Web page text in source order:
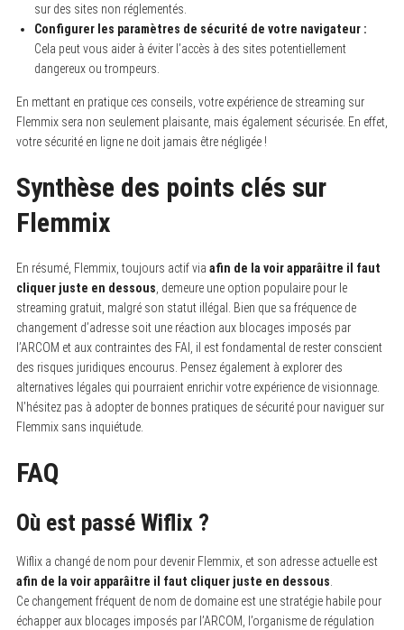
sur des sites non réglementés.
Configurer les paramètres de sécurité de votre navigateur :
Cela peut vous aider à éviter l’accès à des sites potentiellement
dangereux ou trompeurs.
En mettant en pratique ces conseils, votre expérience de streaming sur
Flemmix sera non seulement plaisante, mais également sécurisée. En effet,
votre sécurité en ligne ne doit jamais être négligée !
Synthèse des points clés sur
Flemmix
En résumé, Flemmix, toujours actif via afin de la voir apparâitre il faut
cliquer juste en dessous , demeure une option populaire pour le
streaming gratuit, malgré son statut illégal. Bien que sa fréquence de
changement d’adresse soit une réaction aux blocages imposés par
l’ARCOM et aux contraintes des FAI, il est fondamental de rester conscient
des risques juridiques encourus. Pensez également à explorer des
alternatives légales qui pourraient enrichir votre expérience de visionnage.
N’hésitez pas à adopter de bonnes pratiques de sécurité pour naviguer sur
Flemmix sans inquiétude.
FAQ
Où est passé Wiflix ?
Wiflix a changé de nom pour devenir Flemmix, et son adresse actuelle est
afin de la voir apparâitre il faut cliquer juste en dessous
Ce changement fréquent de nom de domaine est une stratégie habile pour
échapper aux blocages imposés par l’ARCOM, l’organisme de régulation